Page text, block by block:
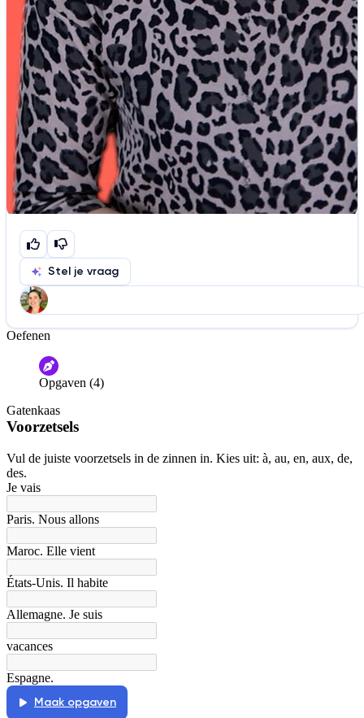
Stel je vraag
Help ons de video te verbeteren
De audio is slecht
Informatie is onjuist
De docent is te langdradig
Oefenen
Opgaven (4)
Gatenkaas
Voorzetsels
Vul de juiste voorzetsels in de zinnen in. Kies uit: à, au, en, aux, de,
des.
Je vais
Paris. Nous allons
Maroc. Elle vient
États-Unis. Il habite
Allemagne. Je suis
vacances
Espagne.
Maak opgaven